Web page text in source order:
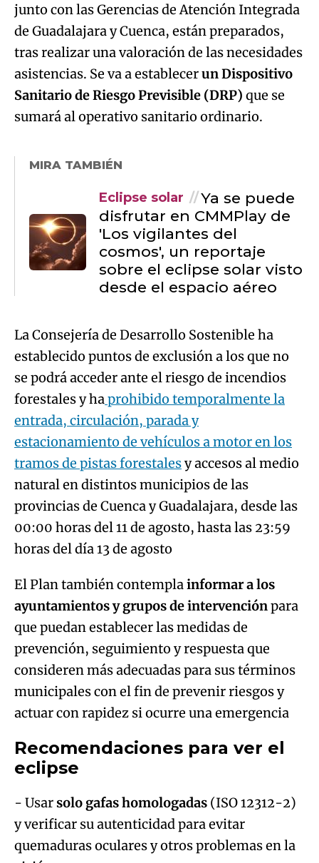
junto con las Gerencias de Atención Integrada
de Guadalajara y Cuenca, están preparados,
tras realizar una valoración de las necesidades
asistencias. Se va a establecerun Dispositivo
Sanitario de Riesgo Previsible (DRP) que se
sumará al operativo sanitario ordinario.
MIRA TAMBIÉN
Eclipse solar
Ya se puede
disfrutar en CMMPlay de
'Los vigilantes del
cosmos', un reportaje
sobre el eclipse solar visto
desde el espacio aéreo
La Consejería de Desarrollo Sostenible ha
establecido puntos de exclusión a los que no
se podrá acceder ante el riesgo de incendios
forestales y haprohibido temporalmente la
entrada, circulación, parada y
estacionamiento de vehículos a motor en los
tramos de pistas forestalesy accesos al medio
natural en distintos municipios de las
provincias de Cuenca y Guadalajara, desde las
00:00 horas del 11 de agosto, hasta las 23:59
horas del día 13 de agosto
El Plan también contemplainformar a los
ayuntamientos y grupos de intervenciónpara
que puedan establecer las medidas de
prevención, seguimiento y respuesta que
consideren más adecuadas para sus términos
municipales con el fin de prevenir riesgos y
actuar con rapidez si ocurre una emergencia
Recomendaciones para ver el
eclipse
- Usarsolo gafas homologadas (ISO 12312-2)
y verificar su autenticidad para evitar
quemaduras oculares y otros problemas en la